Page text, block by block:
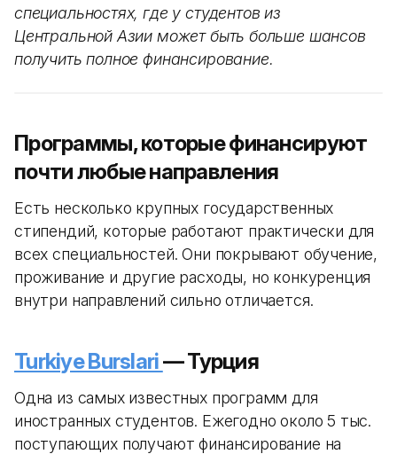
специальностях, где у студентов из
Центральной Азии может быть больше шансов
получить полное финансирование.
Программы, которые финансируют
почти любые направления
Есть несколько крупных государственных
стипендий, которые работают практически для
всех специальностей. Они покрывают обучение,
проживание и другие расходы, но конкуренция
внутри направлений сильно отличается.
Turkiye Burslari— Турция
Одна из самых известных программ для
иностранных студентов. Ежегодно около 5 тыс.
поступающих получают финансирование на